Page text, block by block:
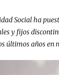
Social ha
y fijos
últimos años